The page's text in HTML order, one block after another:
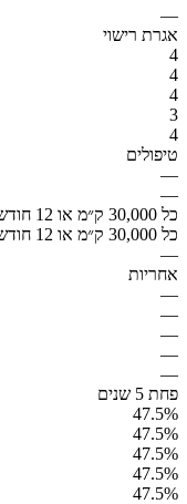
—
אגרת רישוי
4
4
4
3
4
טיפולים
—
—
כל 30,000 ק״מ או 12 חודשים
כל 30,000 ק״מ או 12 חודשים
—
אחריות
—
—
—
—
—
פחת 5 שנים
47.5%
47.5%
47.5%
47.5%
47.5%